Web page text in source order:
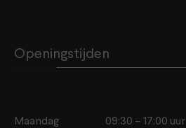
Openingstijden
Maandag 09:30 – 17:00 uur